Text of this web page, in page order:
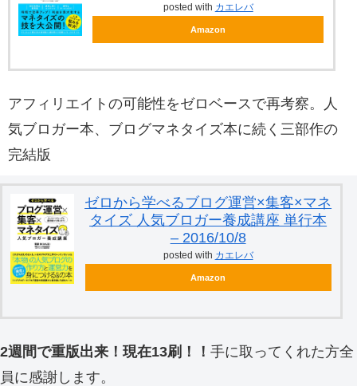
posted with カエレバ
Amazon
アフィリエイトの可能性をゼロベースで再考察。人
気ブロガー本、ブログマネタイズ本に続く三部作の
完結版
ゼロから学べるブログ運営×集客×マネ
タイズ 人気ブロガー養成講座 単行本
– 2016/10/8
posted with カエレバ
Amazon
2週間で重版出来！現在13刷！！ 手に取ってくれた方全
員に感謝します。